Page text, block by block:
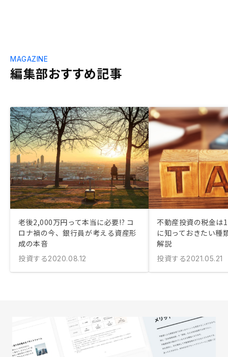
編集部おすすめ記事
MAGAZINE
老後2,000万円って本当に必要!? コ
ロナ禍の今、銀行員が考える資産形
成の本音
投資する2020.08.12
不動産投資の税金は
に知っておきたい種
解説
投資する2021.05.21